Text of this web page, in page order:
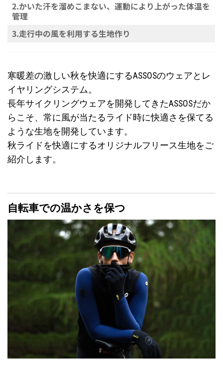
2.かいた汗を溜めこまない、運動により上がった体温を
管理
3.走行中の風を利用する生地作り
寒暖差の激しい秋を快適にするASSOSのウェアとレ
イヤリングシステム。
長年サイクリングウェアを開発してきたASSOSだか
らこそ、常に風が当たるライド時に快適さを保てる
ような生地を開発しています。
秋ライドを快適にするオリジナルフリース生地をご
紹介します。
自転車での温かさを保つ